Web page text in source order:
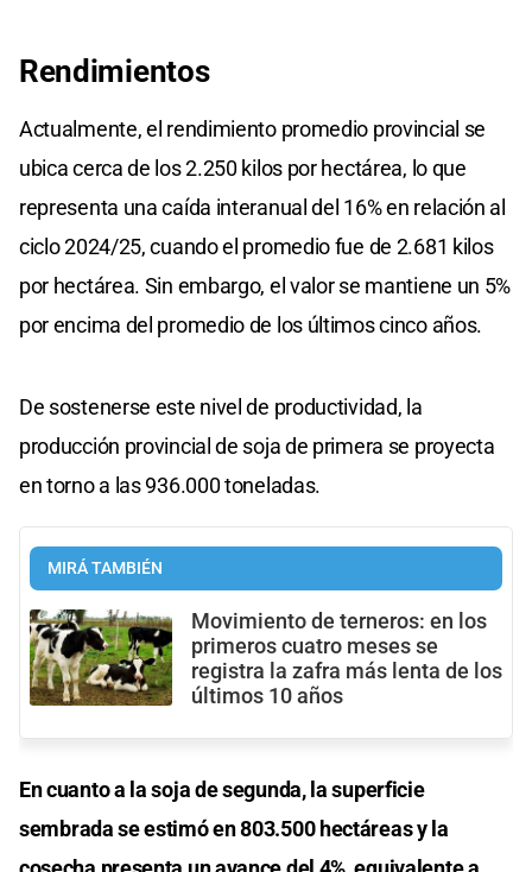
Rendimientos
Actualmente, el rendimiento promedio provincial se
ubica cerca de los 2.250 kilos por hectárea, lo que
representa una caída interanual del 16% en relación al
ciclo 2024/25, cuando el promedio fue de 2.681 kilos
por hectárea. Sin embargo, el valor se mantiene un 5%
por encima del promedio de los últimos cinco años.
De sostenerse este nivel de productividad, la
producción provincial de soja de primera se proyecta
en torno a las 936.000 toneladas.
MIRÁ TAMBIÉN
Movimiento de terneros: en los
primeros cuatro meses se
registra la zafra más lenta de los
últimos 10 años
En cuanto a la soja de segunda, la superficie
sembrada se estimó en 803.500 hectáreas y la